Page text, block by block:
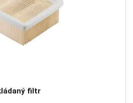
filtr